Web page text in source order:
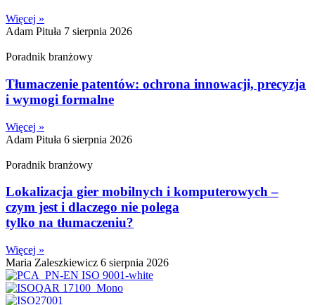
Więcej »
Adam Pituła 7 sierpnia 2026
Poradnik branżowy
Tłumaczenie patentów: ochrona innowacji, precyzja
i wymogi formalne
Więcej »
Adam Pituła 6 sierpnia 2026
Poradnik branżowy
Lokalizacja gier mobilnych i komputerowych –
czym jest i dlaczego nie polega
tylko na tłumaczeniu?
Więcej »
Maria Zaleszkiewicz 6 sierpnia 2026